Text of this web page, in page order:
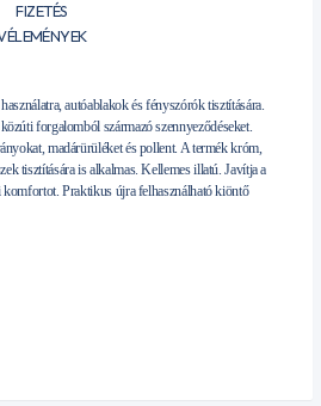
FIZETÉS
autóablakok és fényszórók tisztítására.
forgalomból származó szennyeződéseket.
madárürüléket és pollent. A termék króm,
tisztítására is alkalmas. Kellemes illatú. Javítja a
komfortot. Praktikus újra felhasználható kiöntő